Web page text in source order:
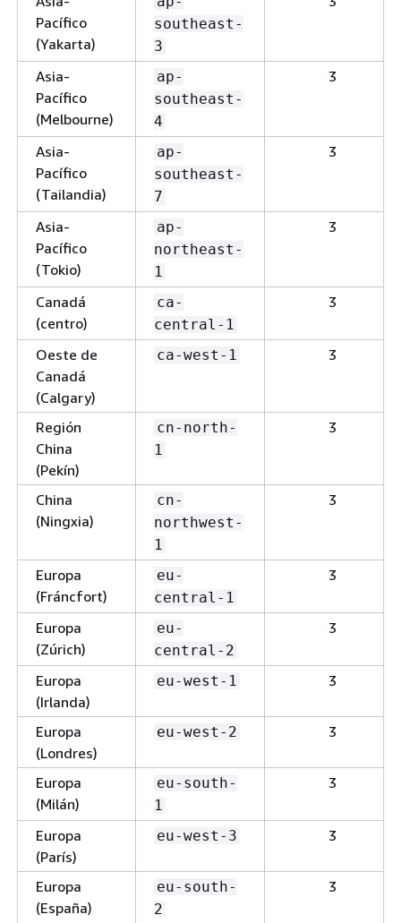
Pacífico
(Yakarta)
southeast-
3
Asia-
Pacífico
(Melbourne)
ap-
southeast-
4
3
Asia-
Pacífico
(Tailandia)
ap-
southeast-
7
3
Asia-
Pacífico
(Tokio)
ap-
northeast-
1
3
Canadá
(centro)
ca-
central-1
3
Oeste de
Canadá
(Calgary)
ca-west-1 3
Región
China
(Pekín)
cn-north-
1
3
China
(Ningxia)
cn-
northwest-
1
3
Europa
(Fráncfort)
eu-
central-1
3
Europa
(Zúrich)
eu-
central-2
3
Europa
(Irlanda)
eu-west-1 3
Europa
(Londres)
eu-west-2 3
Europa
(Milán)
eu-south-
1
3
Europa
(París)
eu-west-3 3
Europa
(España)
eu-south-
2
3